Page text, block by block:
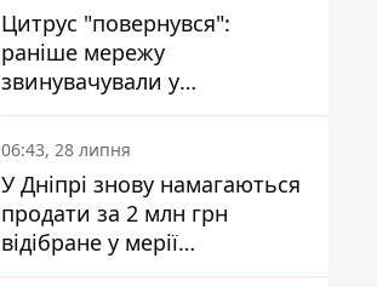
гроші
Цитрус "повернувся":
раніше мережу
звинувачували у
контрабанді техніки та
ухиленні від сплати
податків
06:43, 28 липня
У Дніпрі знову намагаються
продати за 2 млн грн
відібране у мерії
приміщення Укрпошти